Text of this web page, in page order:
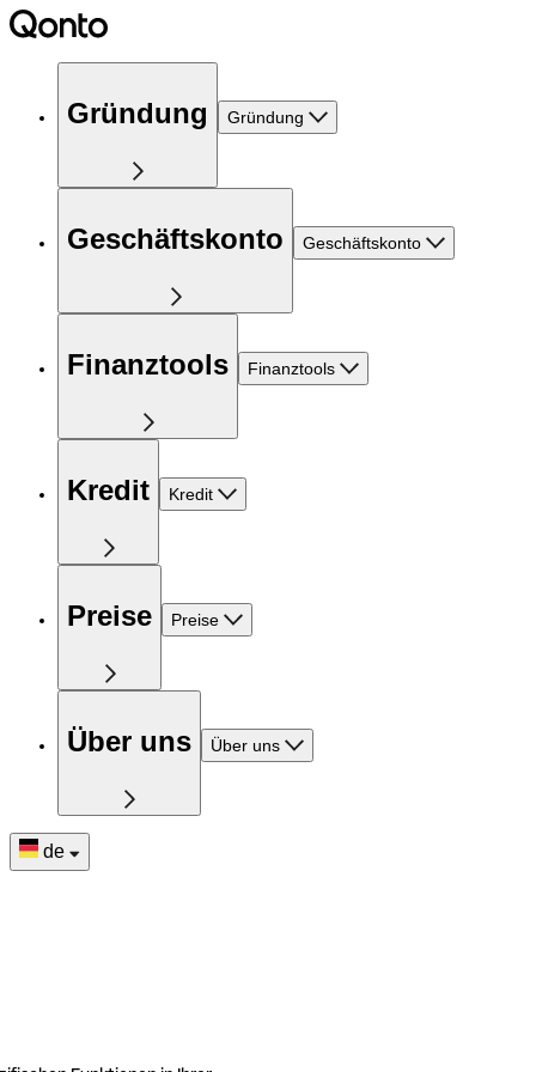
Gründung Gründung
Geschäftskonto Geschäftskonto
Finanztools Finanztools
Kredit Kredit
Preise Preise
Über uns Über uns
de